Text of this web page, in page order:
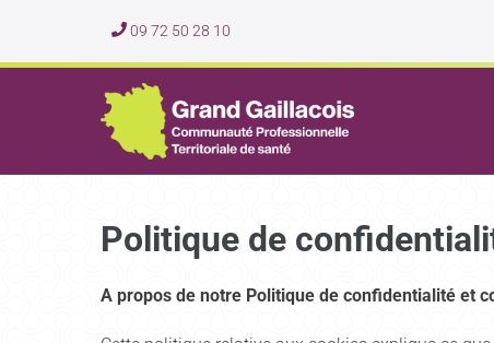
09 72 50 28 10
Politique de
A propos de notre Politique de confidentialité et